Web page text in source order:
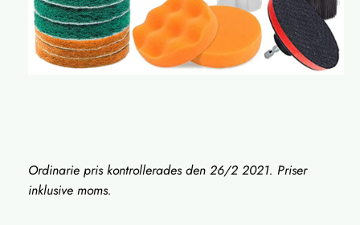
Ordinarie pris kontrollerades den 26/2 2021. Priser
inklusive moms.